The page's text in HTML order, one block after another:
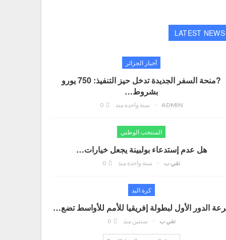
LATEST NEWS
أخبار الجزائر
?منحة السفر الجديدة تدخل حيز التنفيذ: 750 يورو
بشروط…
ADMIN سنة واحدة منذ
المنتخب الوطني
هل عدم إستدعاء بولبينة يجعل خيارات…
تقي ب سنة واحدة منذ
كرة اليد
الدور الأول لبطولة إفريقيا للأمم للأواسط تضع…
تقي ب سنتين منذ 0